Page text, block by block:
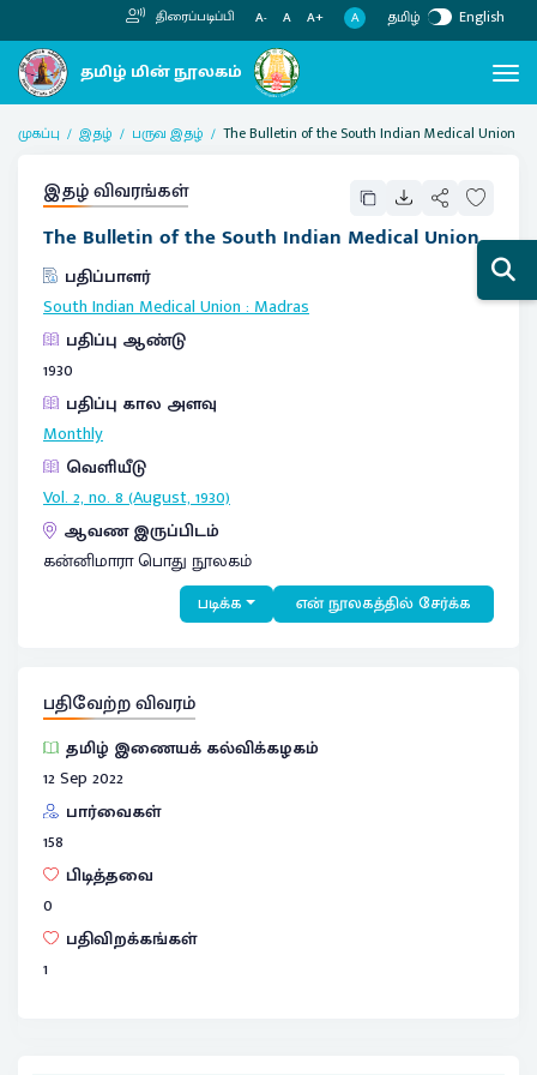
திரைப்படிப்பி A- A A+ A தமிழ் English
முகப்பு இதழ் பருவ இதழ் The Bulletin of the South Indian Medical Union
இதழ் விவரங்கள்
The Bulletin of the South Indian Medical Union
பதிப்பாளர்
South Indian Medical Union:Madras
பதிப்பு ஆண்டு
1930
பதிப்பு கால அளவு
Monthly
வெளியீடு
Vol. 2, no. 8 (August, 1930)
ஆவண இருப்பிடம்
கன்னிமாரா பொது நூலகம்
படிக்க என் நூலகத்தில் சேர்க்க
பதிவேற்ற விவரம்
தமிழ் இணையக் கல்விக்கழகம்
12 Sep 2022
பார்வைகள்
158
பிடித்தவை
0
பதிவிறக்கங்கள்
1